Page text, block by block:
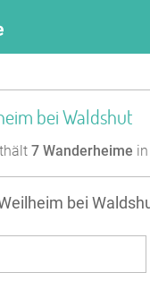
bei Waldshut
7 Wanderheime
bei